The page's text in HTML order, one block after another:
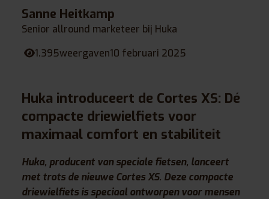
Sanne Heitkamp
Senior allround marketeer bij Huka
1.395weergaven10 februari 2025
Huka introduceert de Cortes XS: Dé
compacte driewielfiets voor
maximaal comfort en stabiliteit
Huka, producent van speciale fietsen, lanceert
met trots de nieuwe Cortes XS. Deze compacte
driewielfiets is speciaal ontworpen voor mensen